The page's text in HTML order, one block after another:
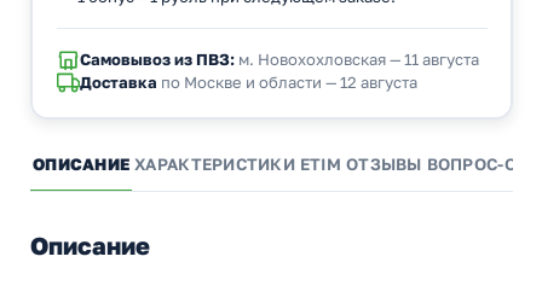
Самовывоз из ПВЗ:м. Новохохловская — 11 августа
Доставка по Москве и области — 12 августа
ОПИСАНИЕ ХАРАКТЕРИСТИКИ ETIM ОТЗЫВЫ ВОПРОС-
Описание